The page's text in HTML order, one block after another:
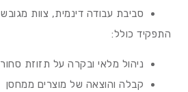
סביבת עבודה דינמית, צוות
התפקיד כולל:
ניהול מלאי ובקרה על תזוזת
קבלה והוצאה של מוצרים ממחסן